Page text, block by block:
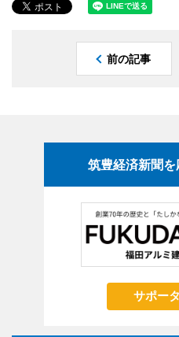
前の記事
筑豊経済新聞
サポー